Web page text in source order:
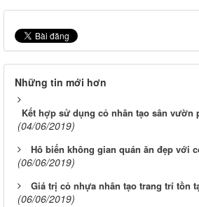
Những tin mới hơn
Kết hợp sử dụng cỏ nhân tạo sân vườn
(04/06/2019)
Hô biến không gian quán ăn đẹp với
(06/06/2019)
Giá trị cỏ nhựa nhân tạo trang trí tồn
(06/06/2019)